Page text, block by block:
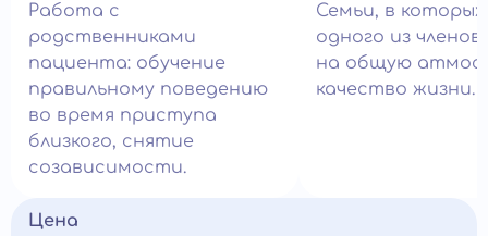
Работа с
родственниками
пациента: обучение
правильному поведению
во время приступа
близкого, снятие
созависимости.
Семьи, в
одного из
на общую
качество жизни.
Цена